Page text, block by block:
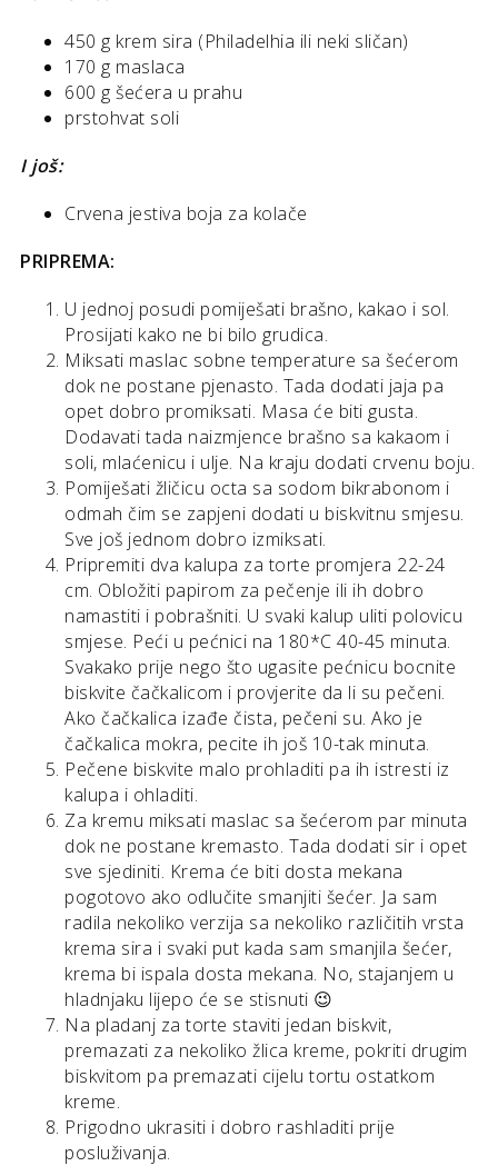
450 g krem sira (Philadelhia ili neki sličan)
170 g maslaca
600 g šećera u prahu
prstohvat soli
I još:
Crvena jestiva boja za kolače
PRIPREMA:
U jednoj posudi pomiješati brašno, kakao i sol.
Prosijati kako ne bi bilo grudica.
Miksati maslac sobne temperature sa šećerom
dok ne postane pjenasto. Tada dodati jaja pa
opet dobro promiksati. Masa će biti gusta.
Dodavati tada naizmjence brašno sa kakaom i
soli, mlaćenicu i ulje. Na kraju dodati crvenu boju.
Pomiješati žličicu octa sa sodom bikrabonom i
odmah čim se zapjeni dodati u biskvitnu smjesu.
Sve još jednom dobro izmiksati.
Pripremiti dva kalupa za torte promjera 22-24
cm. Obložiti papirom za pečenje ili ih dobro
namastiti i pobrašniti. U svaki kalup uliti polovicu
smjese. Peći u pećnici na 180*C 40-45 minuta.
Svakako prije nego što ugasite pećnicu bocnite
biskvite čačkalicom i provjerite da li su pečeni.
Ako čačkalica izađe čista, pečeni su. Ako je
čačkalica mokra, pecite ih još 10-tak minuta.
Pečene biskvite malo prohladiti pa ih istresti iz
kalupa i ohladiti.
Za kremu miksati maslac sa šećerom par minuta
dok ne postane kremasto. Tada dodati sir i opet
sve sjediniti. Krema će biti dosta mekana
pogotovo ako odlučite smanjiti šećer. Ja sam
radila nekoliko verzija sa nekoliko različitih vrsta
krema sira i svaki put kada sam smanjila šećer,
krema bi ispala dosta mekana. No, stajanjem u
hladnjaku lijepo će se stisnuti 😉
Na pladanj za torte staviti jedan biskvit,
premazati za nekoliko žlica kreme, pokriti drugim
biskvitom pa premazati cijelu tortu ostatkom
kreme.
Prigodno ukrasiti i dobro rashladiti prije
posluživanja.